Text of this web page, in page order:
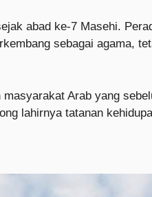
abad ke-7 Masehi.
sebagai agama,
Arab yang
lahirnya tatanan